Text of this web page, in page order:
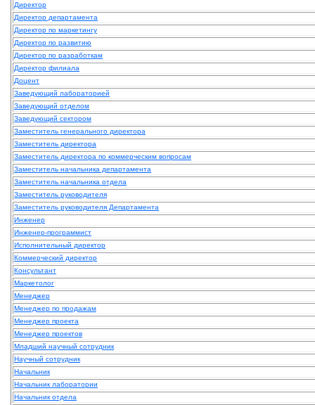
Директор
Директор департамента
Директор по маркетингу
Директор по развитию
Директор по разработкам
Директор филиала
Доцент
Заведующий лабораторией
Заведующий отделом
Заведующий сектором
Заместитель генерального директора
Заместитель директора
Заместитель директора по коммерческим вопросам
Заместитель начальника департамента
Заместитель начальника отдела
Заместитель руководителя
Заместитель руководителя Департамента
Инженер
Инженер-программист
Исполнительный директор
Коммерческий директор
Консультант
Маркетолог
Менеджер
Менеджер по продажам
Менеджер проекта
Менеджер проектов
Младший научный сотрудник
Научный сотрудник
Начальник
Начальник лаборатории
Начальник отдела